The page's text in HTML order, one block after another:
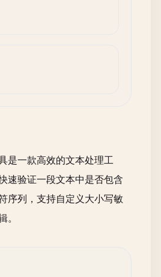
是一款高效的文本处理工
速验证一段文本中是否包含
序列，支持自定义大小写敏
。